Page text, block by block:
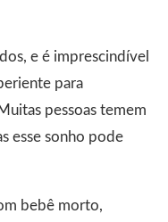
e é imprescindível
para
pessoas temem
esse sonho pode
bebê morto,